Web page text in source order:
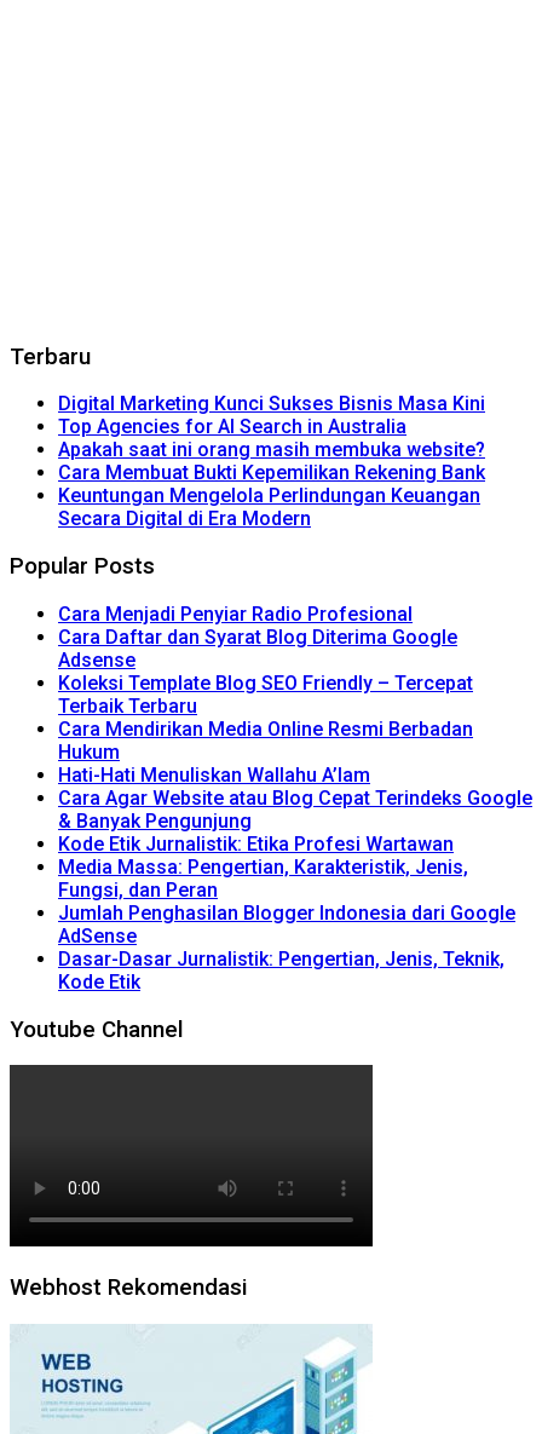
Terbaru
Digital Marketing Kunci Sukses Bisnis Masa Kini
Top Agencies for AI Search in Australia
Apakah saat ini orang masih membuka website?
Cara Membuat Bukti Kepemilikan Rekening Bank
Keuntungan Mengelola Perlindungan Keuangan
Secara Digital di Era Modern
Popular Posts
Cara Menjadi Penyiar Radio Profesional
Cara Daftar dan Syarat Blog Diterima Google
Adsense
Koleksi Template Blog SEO Friendly – Tercepat
Terbaik Terbaru
Cara Mendirikan Media Online Resmi Berbadan
Hukum
Hati-Hati Menuliskan Wallahu A’lam
Cara Agar Website atau Blog Cepat Terindeks Google
& Banyak Pengunjung
Kode Etik Jurnalistik: Etika Profesi Wartawan
Media Massa: Pengertian, Karakteristik, Jenis,
Fungsi, dan Peran
Jumlah Penghasilan Blogger Indonesia dari Google
AdSense
Dasar-Dasar Jurnalistik: Pengertian, Jenis, Teknik,
Kode Etik
Youtube Channel
Webhost Rekomendasi